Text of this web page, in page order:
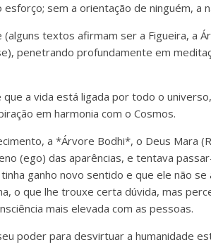
sem a orientação de ninguém, a
textos afirmam ser a Figueira, a
penetrando profundamente em
a vida está ligada por todo o
em harmonia com o Cosmos.
a *Árvore Bodhi*, o Deus Mara
(ego) das aparências, e tentava
ganho novo sentido e que ele não
o que lhe trouxe certa dúvida, mas
mais elevada com as pessoas.
poder para desvirtuar a humanidade